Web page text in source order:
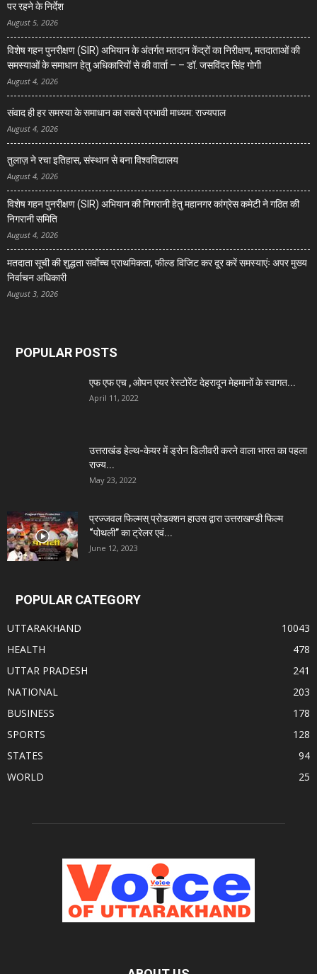
पर रहने के निर्देश
August 5, 2026
विशेष गहन पुनरीक्षण (SIR) अभियान के अंतर्गत मतदान केंद्रों का निरीक्षण, मतदाताओं की
समस्याओं के समाधान हेतु अधिकारियों से की वार्ता – – डॉ. जसविंदर सिंह गोगी
August 4, 2026
संवाद ही हर समस्या के समाधान का सबसे प्रभावी माध्यम: राज्यपाल
August 4, 2026
तुलाज़ ने रचा इतिहास, संस्थान से बना विश्वविद्यालय
August 4, 2026
विशेष गहन पुनरीक्षण (SIR) अभियान की निगरानी हेतु महानगर कांग्रेस कमेटी ने गठित की
निगरानी समिति
August 4, 2026
मतदाता सूची की शुद्धता सर्वाेच्च प्राथमिकता, फील्ड विजिट कर दूर करें समस्याएंः अपर मुख्य
निर्वाचन अधिकारी
August 3, 2026
POPULAR POSTS
एफ एफ एच , ओपन एयर रेस्टोरेंट देहरादून मेहमानों के स्वागत...
April 11, 2022
उत्तराखंड हेल्थ-केयर में ड्रोन डिलीवरी करने वाला भारत का पहला
राज्य...
May 23, 2022
प्रज्जवल फिल्मस् प्रोडक्शन हाउस द्वारा उत्तराखण्डी फिल्म
“पोथली” का ट्रेलर एवं...
June 12, 2023
POPULAR CATEGORY
UTTARAKHAND
10043
HEALTH
478
UTTAR PRADESH
241
NATIONAL
203
BUSINESS
178
SPORTS
128
STATES
94
WORLD
25